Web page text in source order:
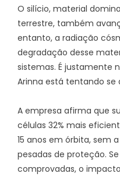
O silício, material
terrestre, também
entanto, a radiação
degradação desse
sistemas. É justamente
Arinna está tentando se
A empresa afirma que
células 32% mais
15 anos em órbita, sem
pesadas de proteção.
comprovadas, o